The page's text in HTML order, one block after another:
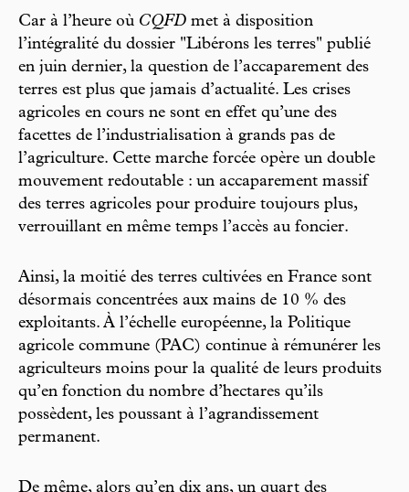
Car à l’heure où CQFD met à disposition
l’intégralité du dossier "Libérons les terres" publié
en juin dernier, la question de l’accaparement des
terres est plus que jamais d’actualité. Les crises
agricoles en cours ne sont en effet qu’une des
facettes de l’industrialisation à grands pas de
l’agriculture. Cette marche forcée opère un double
mouvement redoutable : un accaparement massif
des terres agricoles pour produire toujours plus,
verrouillant en même temps l’accès au foncier.
Ainsi, la moitié des terres cultivées en France sont
désormais concentrées aux mains de 10 % des
exploitants. À l’échelle européenne, la Politique
agricole commune (PAC) continue à rémunérer les
agriculteurs moins pour la qualité de leurs produits
qu’en fonction du nombre d’hectares qu’ils
possèdent, les poussant à l’agrandissement
permanent.
De même, alors qu’en dix ans, un quart des